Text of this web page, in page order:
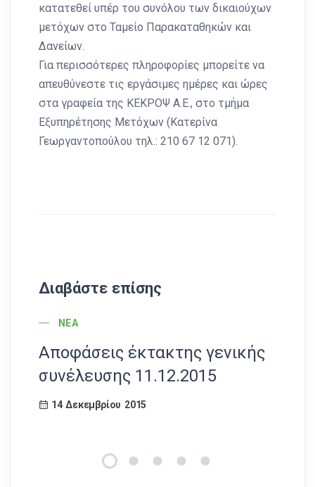
κατατεθεί υπέρ του συνόλου των δικαιούχων
μετόχων στο Ταμείο Παρακαταθηκών και
Δανείων.
Για περισσότερες πληροφορίες μπορείτε να
απευθύνεστε τις εργάσιμες ημέρες και ώρες
στα γραφεία της ΚΕΚΡΟΨ Α.Ε., στο τμήμα
Εξυπηρέτησης Μετόχων (Κατερίνα
Γεωργαντοπούλου τηλ.: 210 67 12 071).
Διαβάστε επίσης
POST CATEGORY
ΝΈΑ
Αποφάσεις έκτακτης γενικής
συνέλευσης 11.12.2015
14 Δεκεμβρίου 2015